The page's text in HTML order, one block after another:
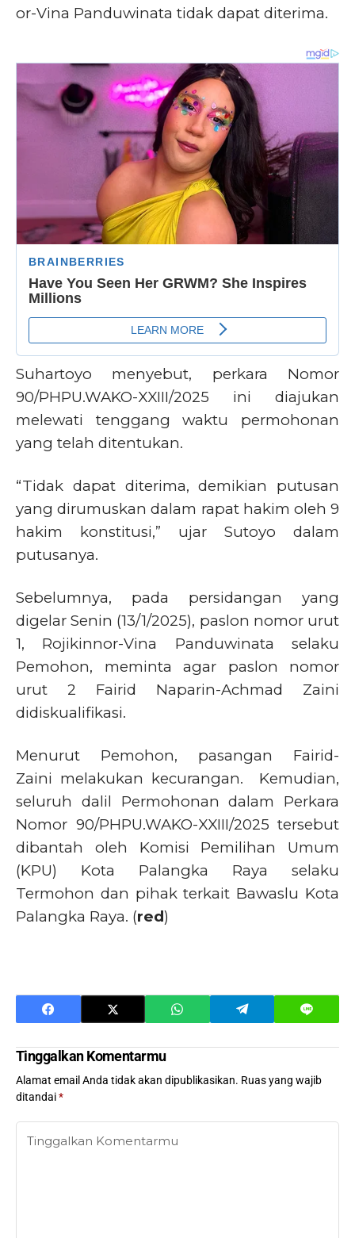
or-Vina Panduwinata tidak dapat diterima.
Suhartoyo menyebut, perkara Nomor
90/PHPU.WAKO-XXIII/2025 ini diajukan
melewati tenggang waktu permohonan
yang telah ditentukan.
“Tidak dapat diterima, demikian putusan
yang dirumuskan dalam rapat hakim oleh 9
hakim konstitusi,” ujar Sutoyo dalam
putusanya.
Sebelumnya, pada persidangan yang
digelar Senin (13/1/2025), paslon nomor urut
1, Rojikinnor-Vina Panduwinata selaku
Pemohon, meminta agar paslon nomor
urut 2 Fairid Naparin-Achmad Zaini
didiskualifikasi.
Menurut Pemohon, pasangan Fairid-
Zaini melakukan kecurangan. Kemudian,
seluruh dalil Permohonan dalam Perkara
Nomor 90/PHPU.WAKO-XXIII/2025 tersebut
dibantah oleh Komisi Pemilihan Umum
(KPU) Kota Palangka Raya selaku
Termohon dan pihak terkait Bawaslu Kota
Palangka Raya. (red)
Tinggalkan Komentarmu
Alamat email Anda tidak akan dipublikasikan. Ruas yang wajib
ditandai*